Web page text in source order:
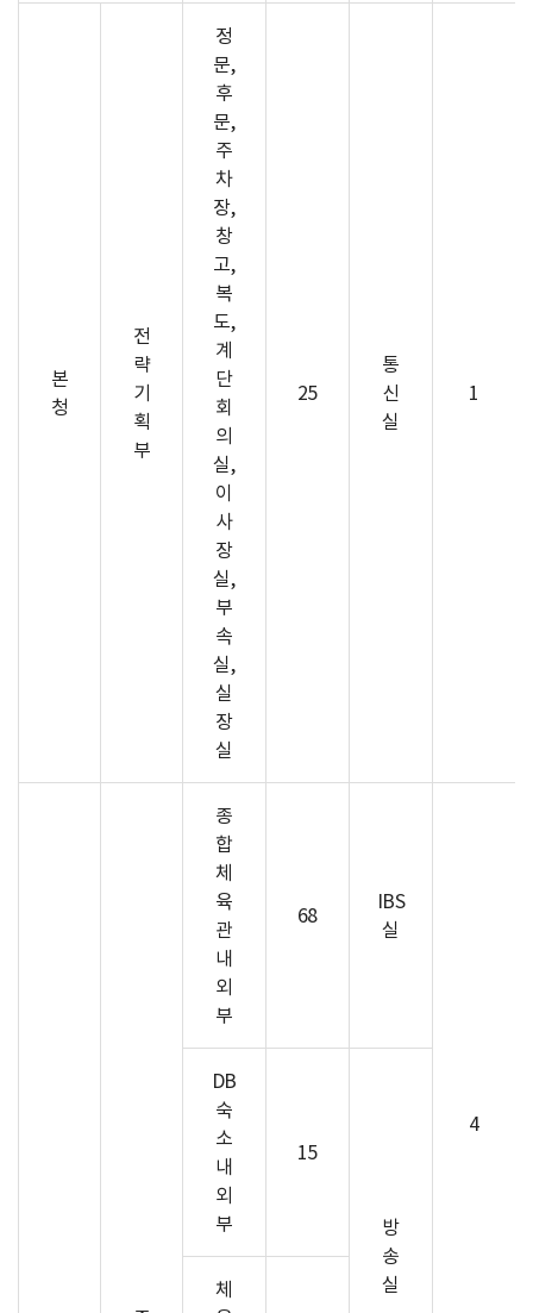
본
청
전
략
기
획
부
정
문,
후
문,
주
차
장,
창
고,
복
도,
계
단
회
의
실,
이
사
장
실,
부
속
실,
실
장
실
25
통
신
실
1
종
합
체
육
관
내
외
부
68
IBS
실
4
DB
숙
소
내
외
부
15
방
송
실
체